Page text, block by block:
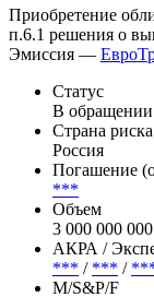
Приобретение
п.6.1 решения о
Эмиссия —
Статус
В обращении
Страна риска
Россия
Погашение
***
Объем
3 000 000
АКРА /
*** / *** /
М/S&P/F